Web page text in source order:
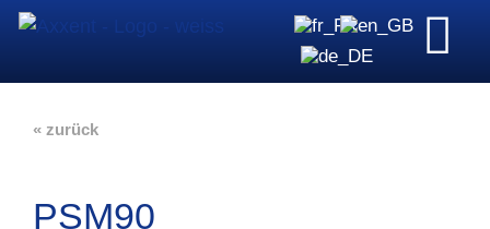
« zurück
PSM90